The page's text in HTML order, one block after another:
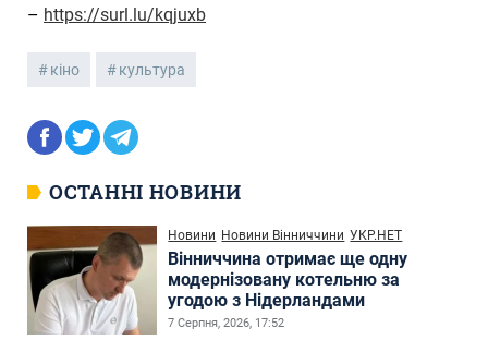
– https://surl.lu/kqjuxb
кіно культура
ОСТАННІ НОВИНИ
Новини Новини Вінниччини УКР.НЕТ
Вінниччина отримає ще одну
модернізовану котельню за
угодою з Нідерландами
7 Серпня, 2026, 17:52